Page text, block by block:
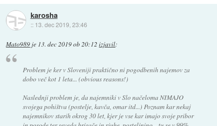
karosha
:: 13. dec 2019, 23:46
Mato989 je 13. dec 2019 ob 20:12 izjavil:
Problem je ker v Sloveniji praktično ni pogodbenih najemov za
dobo več kot 1 leta... (obvious reasons!)
Naslednji problem je, da najemniki v Slo načeloma NIMAJO
svojega pohištva (postelje, kavča, omar itd...) Poznam kar nekaj
najemnikov starih okrog 30 let, kjer je vse kar imajo svoje pribor